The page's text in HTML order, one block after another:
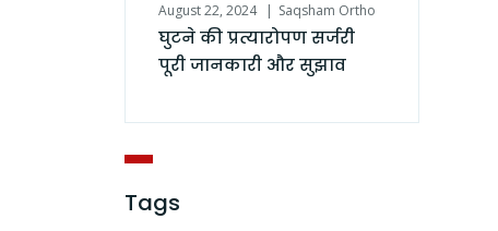
August 22, 2024 Saqsham Ortho
घुटने की प्रत्यारोपण सर्जरी
पूरी जानकारी और सुझाव
Tags